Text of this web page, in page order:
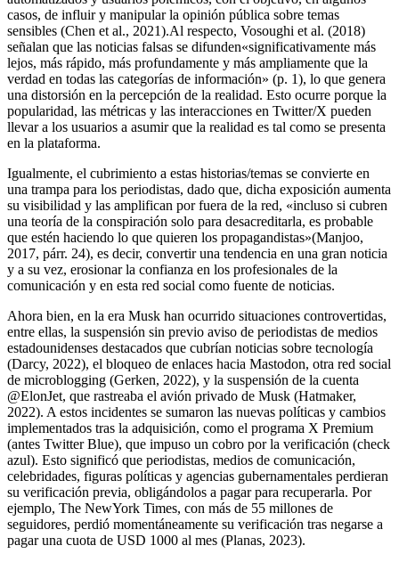
casos, de influir y manipular la opinión pública sobre temas
sensibles (Chen et al., 2021).Al respecto, Vosoughi et al. (2018)
señalan que las noticias falsas se difunden«significativamente más
lejos, más rápido, más profundamente y más ampliamente que la
verdad en todas las categorías de información» (p. 1), lo que genera
una distorsión en la percepción de la realidad. Esto ocurre porque la
popularidad, las métricas y las interacciones en Twitter/X pueden
llevar a los usuarios a asumir que la realidad es tal como se presenta
en la plataforma.
Igualmente, el cubrimiento a estas historias/temas se convierte en
una trampa para los periodistas, dado que, dicha exposición aumenta
su visibilidad y las amplifican por fuera de la red, «incluso si cubren
una teoría de la conspiración solo para desacreditarla, es probable
que estén haciendo lo que quieren los propagandistas»(Manjoo,
2017, párr. 24), es decir, convertir una tendencia en una gran noticia
y a su vez, erosionar la confianza en los profesionales de la
comunicación y en esta red social como fuente de noticias.
Ahora bien, en la era Musk han ocurrido situaciones controvertidas,
entre ellas, la suspensión sin previo aviso de periodistas de medios
estadounidenses destacados que cubrían noticias sobre tecnología
(Darcy, 2022), el bloqueo de enlaces hacia Mastodon, otra red social
de microblogging (Gerken, 2022), y la suspensión de la cuenta
@ElonJet, que rastreaba el avión privado de Musk (Hatmaker,
2022). A estos incidentes se sumaron las nuevas políticas y cambios
implementados tras la adquisición, como el programa X Premium
(antes Twitter Blue), que impuso un cobro por la verificación (check
azul). Esto significó que periodistas, medios de comunicación,
celebridades, figuras políticas y agencias gubernamentales perdieran
su verificación previa, obligándolos a pagar para recuperarla. Por
ejemplo, The NewYork Times, con más de 55 millones de
seguidores, perdió momentáneamente su verificación tras negarse a
pagar una cuota de USD 1000 al mes (Planas, 2023).